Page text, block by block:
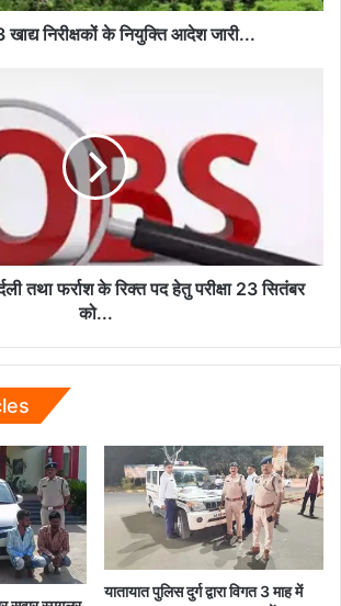
निरीक्षकों के नियुक्ति आदेश जारी...
तथा फर्राश के रिक्त पद हेतु परीक्षा 23 सितंबर
को...
यातायात पुलिस दुर्ग द्वारा विगत 3 माह में